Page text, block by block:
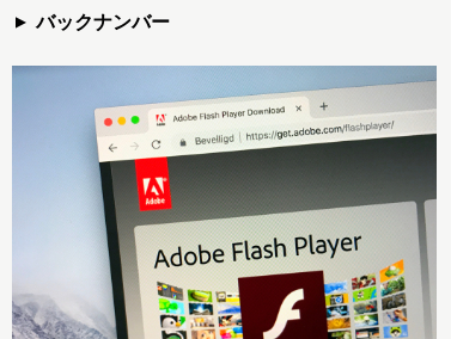
バックナンバー